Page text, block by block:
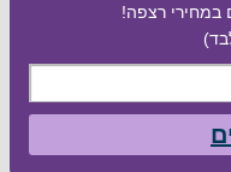
רצפה!